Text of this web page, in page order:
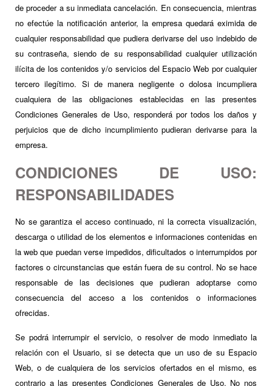
de proceder a su inmediata cancelación. En consecuencia, mientras
no efectúe la notificación anterior, la empresa quedará eximida de
cualquier responsabilidad que pudiera derivarse del uso indebido de
su contraseña, siendo de su responsabilidad cualquier utilización
ilícita de los contenidos y/o servicios del Espacio Web por cualquier
tercero ilegítimo. Si de manera negligente o dolosa incumpliera
cualquiera de las obligaciones establecidas en las presentes
Condiciones Generales de Uso, responderá por todos los daños y
perjuicios que de dicho incumplimiento pudieran derivarse para la
empresa.
CONDICIONES DE USO:
RESPONSABILIDADES
No se garantiza el acceso continuado, ni la correcta visualización,
descarga o utilidad de los elementos e informaciones contenidas en
la web que puedan verse impedidos, dificultados o interrumpidos por
factores o circunstancias que están fuera de su control. No se hace
responsable de las decisiones que pudieran adoptarse como
consecuencia del acceso a los contenidos o informaciones
ofrecidas.
Se podrá interrumpir el servicio, o resolver de modo inmediato la
relación con el Usuario, si se detecta que un uso de su Espacio
Web, o de cualquiera de los servicios ofertados en el mismo, es
contrario a las presentes Condiciones Generales de Uso. No nos